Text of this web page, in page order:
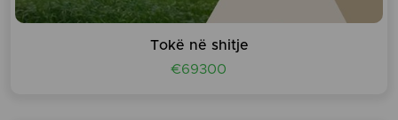
Tokë në shitje
€69300